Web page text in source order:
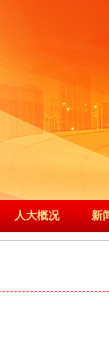
人大概况 新